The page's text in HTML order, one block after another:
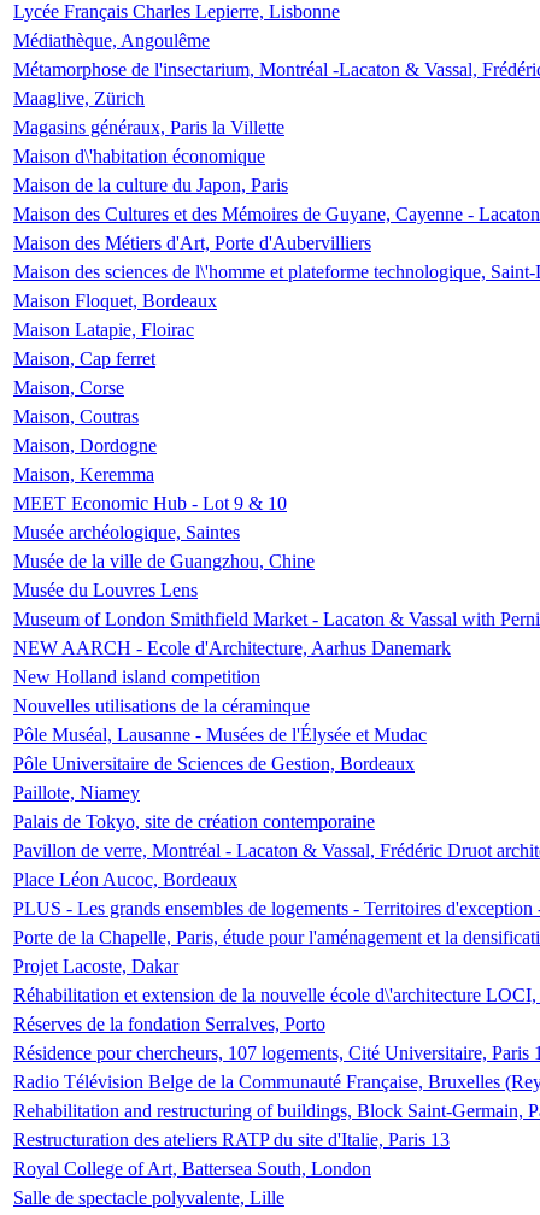
Lycée Français Charles Lepierre, Lisbonne
Médiathèque, Angoulême
Métamorphose de l'insectarium, Montréal -Lacaton & Vassal,
Maaglive, Zürich
Magasins généraux, Paris la Villette
Maison d\'habitation économique
Maison de la culture du Japon, Paris
Maison des Cultures et des Mémoires de Guyane, Cayenne -
Maison des Métiers d'Art, Porte d'Aubervilliers
Maison des sciences de l\'homme et plateforme technologique,
Maison Floquet, Bordeaux
Maison Latapie, Floirac
Maison, Cap ferret
Maison, Corse
Maison, Coutras
Maison, Dordogne
Maison, Keremma
MEET Economic Hub - Lot 9 & 10
Musée archéologique, Saintes
Musée de la ville de Guangzhou, Chine
Musée du Louvres Lens
Museum of London Smithfield Market - Lacaton & Vassal with
NEW AARCH - Ecole d'Architecture, Aarhus Danemark
New Holland island competition
Nouvelles utilisations de la céraminque
Pôle Muséal, Lausanne - Musées de l'Élysée et Mudac
Pôle Universitaire de Sciences de Gestion, Bordeaux
Paillote, Niamey
Palais de Tokyo, site de création contemporaine
Pavillon de verre, Montréal - Lacaton & Vassal, Frédéric Druot
Place Léon Aucoc, Bordeaux
PLUS - Les grands ensembles de logements - Territoires
Porte de la Chapelle, Paris, étude pour l'aménagement et la
Projet Lacoste, Dakar
Réhabilitation et extension de la nouvelle école d\'architecture
Réserves de la fondation Serralves, Porto
Résidence pour chercheurs, 107 logements, Cité Universitaire, Paris
Radio Télévision Belge de la Communauté Française, Bruxelles
Rehabilitation and restructuring of buildings, Block Saint-Germain,
Restructuration des ateliers RATP du site d'Italie, Paris 13
Royal College of Art, Battersea South, London
Salle de spectacle polyvalente, Lille